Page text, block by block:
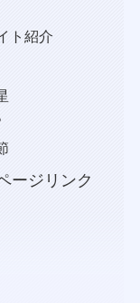
ト紹介
ージリンク